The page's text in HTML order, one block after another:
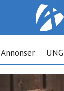
Annonser UNG